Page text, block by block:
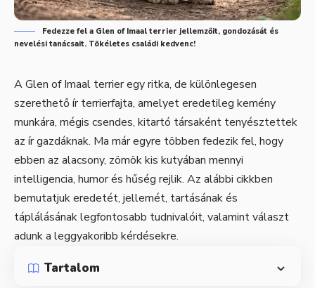
Fedezze fel a Glen of Imaal terrier jellemzőit, gondozását és
nevelési tanácsait. Tökéletes családi kedvenc!
A Glen of Imaal terrier egy ritka, de különlegesen
szerethető ír terrierfajta, amelyet eredetileg kemény
munkára, mégis csendes, kitartó társaként tenyésztettek
az ír gazdáknak. Ma már egyre többen fedezik fel, hogy
ebben az alacsony, zömök kis kutyában mennyi
intelligencia, humor és hűség rejlik. Az alábbi cikkben
bemutatjuk eredetét, jellemét, tartásának és
táplálásának legfontosabb tudnivalóit, valamint választ
adunk a leggyakoribb kérdésekre.
Tartalom